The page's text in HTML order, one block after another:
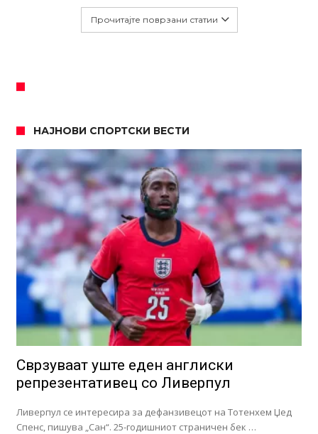
Прочитајте поврзани статии
НАЈНОВИ СПОРТСКИ ВЕСТИ
Сврзуваат уште еден англиски
репрезентативец со Ливерпул
Ливерпул се интересира за дефанзивецот на Тотенхем Џед
Спенс, пишува „Сан“. 25-годишниот страничен бек …